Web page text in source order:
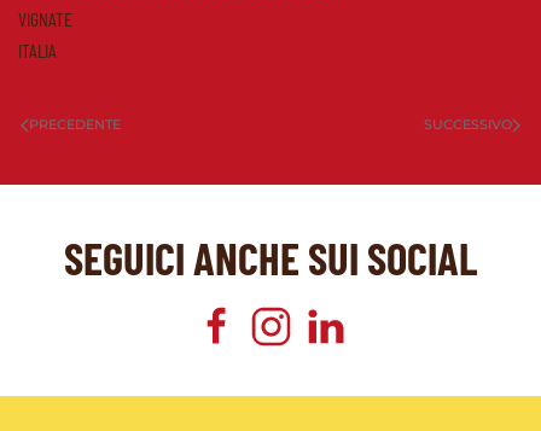
VIGNATE
ITALIA
PRECEDENTE SUCCESSIVO
SEGUICI ANCHE SUI SOCIAL